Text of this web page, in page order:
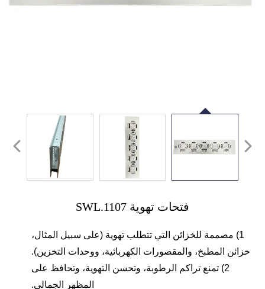
فتحات تهوية SWL.1107
1) مصممة للخزائن التي تتطلب تهوية (على سبيل المثال،
خزائن المطبخ، والمقصورات الكهربائية، ووحدات التخزين).
2) تمنع تراكم الرطوبة، وتحسن التهوية، وتحافظ على
المظهر الجمالي.